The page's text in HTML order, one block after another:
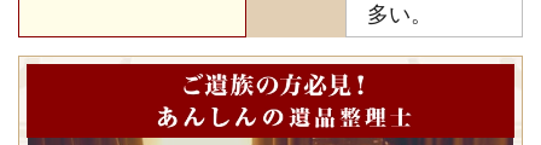
多い。